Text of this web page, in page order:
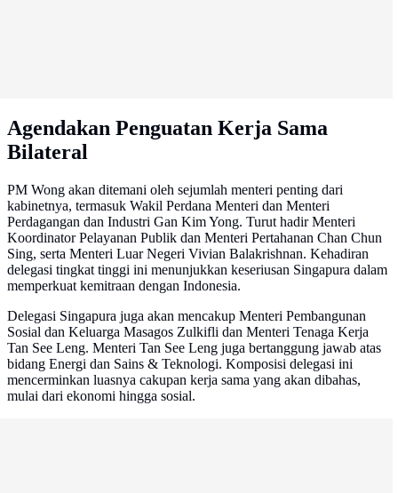
Agendakan Penguatan Kerja Sama
Bilateral
PM Wong akan ditemani oleh sejumlah menteri penting dari
kabinetnya, termasuk Wakil Perdana Menteri dan Menteri
Perdagangan dan Industri Gan Kim Yong. Turut hadir Menteri
Koordinator Pelayanan Publik dan Menteri Pertahanan Chan Chun
Sing, serta Menteri Luar Negeri Vivian Balakrishnan. Kehadiran
delegasi tingkat tinggi ini menunjukkan keseriusan Singapura dalam
memperkuat kemitraan dengan Indonesia.
Delegasi Singapura juga akan mencakup Menteri Pembangunan
Sosial dan Keluarga Masagos Zulkifli dan Menteri Tenaga Kerja
Tan See Leng. Menteri Tan See Leng juga bertanggung jawab atas
bidang Energi dan Sains & Teknologi. Komposisi delegasi ini
mencerminkan luasnya cakupan kerja sama yang akan dibahas,
mulai dari ekonomi hingga sosial.